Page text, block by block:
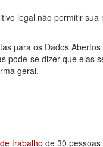
legal não permitir sua
para os Dados Abertos
pode-se dizer que elas
geral.
trabalho de 30